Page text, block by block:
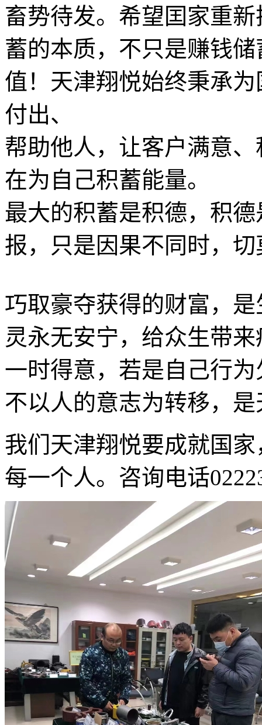
畜势待发。希望囯家重
蓄的本质，不只是赚钱
值！天津翔悦始终秉承
付出、
帮助他人，让客户满意
在为自己积蓄能量。
最大的积蓄是积德，积
报，只是因果不同时，
巧取豪夺获得的财富，
灵永无安宁，给众生带
一时得意，若是自己行
不以人的意志为转移，
我们天津翔悦要成就国
每一个人。咨询电话